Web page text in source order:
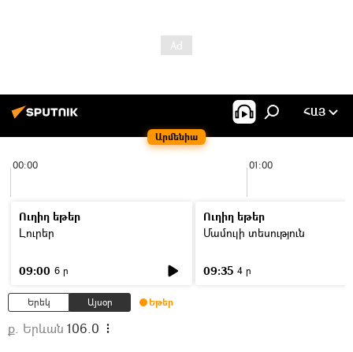
Արմենիա
ՀԱՅ
00:00 01:00
Ուղիղ եթեր
Լուրեր
09:00 6 ր
Ուղիղ եթեր
Մամուլի տեսություն
09:35 4 ր
Երեկ Այսօր Եթեր
ք. Երևան 106.0